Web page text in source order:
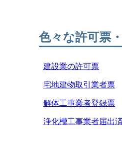
色々な許可票
建設業の許可票
宅地建物取引業者票
解体工事業者登録票
浄化槽工事業者届出